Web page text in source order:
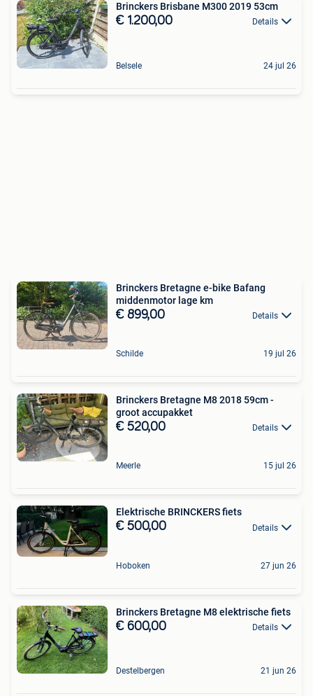
Brinckers Brisbane M300 2019 53cm
€ 1.200,00 Details
Belsele 24 jul 26
Brinckers Bretagne e-bike Bafang
middenmotor lage km
€ 899,00 Details
Schilde 19 jul 26
Brinckers Bretagne M8 2018 59cm -
groot accupakket
€ 520,00 Details
Meerle 15 jul 26
Elektrische BRINCKERS fiets
€ 500,00 Details
Hoboken 27 jun 26
Brinckers Bretagne M8 elektrische fiets
€ 600,00 Details
Destelbergen 21 jun 26